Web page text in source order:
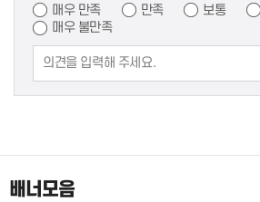
매우 만족
만족 보통
매우 불만족
배너모음